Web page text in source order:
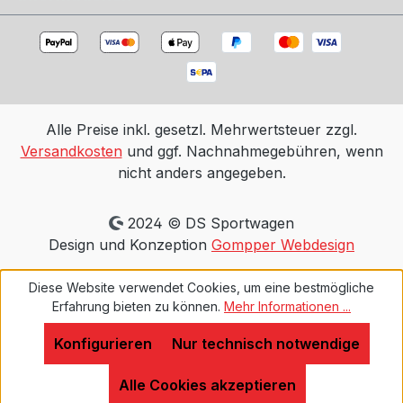
Alle Preise inkl. gesetzl. Mehrwertsteuer zzgl.
Versandkostenund ggf. Nachnahmegebühren, wenn
nicht anders angegeben.
2024 © DS Sportwagen
Design und Konzeption Gompper Webdesign
Diese Website verwendet Cookies, um eine bestmögliche
Erfahrung bieten zu können. Mehr Informationen ...
Nur technisch notwendige
Konfigurieren
Alle Cookies akzeptieren